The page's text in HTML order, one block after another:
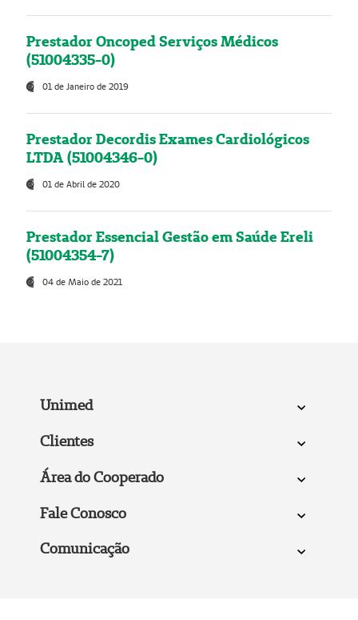
Prestador Oncoped Serviços Médicos
(51004335-0)
01 de Janeiro de 2019
Prestador Decordis Exames Cardiológicos
LTDA (51004346-0)
01 de Abril de 2020
Prestador Essencial Gestão em Saúde Ereli
(51004354-7)
04 de Maio de 2021
Unimed
Clientes
Área do Cooperado
Fale Conosco
Comunicação